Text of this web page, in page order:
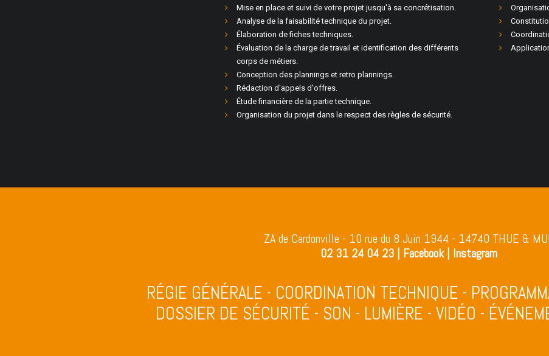
Mise en place et suivi de votre projet jusqu'à sa concrétisation.
Analyse de la faisabilité technique du projet.
Élaboration de fiches techniques.
Évaluation de la charge de travail et identification des différents
corps de métiers.
Conception des plannings et retro plannings.
Rédaction d'appels d'offres.
Étude financière de la partie technique.
Organisation du projet dans le respect des règles de sécurité.
ZA de Cardonville - 10 rue du 8 Juin 1944 - 14740 THUE &
02 31 24 04 23| Facebook| Instagram
RÉGIE GÉNÉRALE - COORDINATION TECHNIQUE -
DOSSIER DE SÉCURITÉ - SON - LUMIÈRE - VIDÉO -